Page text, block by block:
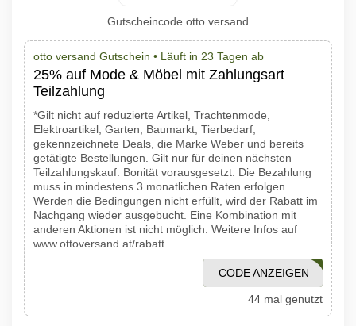
Gutscheincode otto versand
otto versand Gutschein • Läuft in 23 Tagen ab
25% auf Mode & Möbel mit Zahlungsart
Teilzahlung
*Gilt nicht auf reduzierte Artikel, Trachtenmode,
Elektroartikel, Garten, Baumarkt, Tierbedarf,
gekennzeichnete Deals, die Marke Weber und bereits
getätigte Bestellungen. Gilt nur für deinen nächsten
Teilzahlungskauf. Bonität vorausgesetzt. Die Bezahlung
muss in mindestens 3 monatlichen Raten erfolgen.
Werden die Bedingungen nicht erfüllt, wird der Rabatt im
Nachgang wieder ausgebucht. Eine Kombination mit
anderen Aktionen ist nicht möglich. Weitere Infos auf
www.ottoversand.at/rabatt
21304
CODE ANZEIGEN
44 mal genutzt